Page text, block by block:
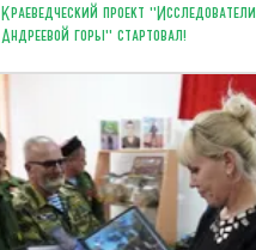
Краеведческий проект "Исследователи
Андреевой горы" стартовал!